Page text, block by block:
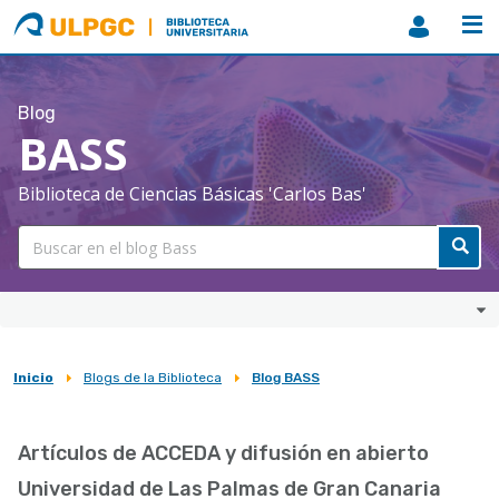
ULPGC
Biblioteca
ULPGC
Blog
BASS
Biblioteca de Ciencias Básicas 'Carlos Bas'
Sobrescribir
de
Inicio Blogs de la Biblioteca Blog BASS
Artículos de ACCEDA y difusión en abierto
Universidad de Las Palmas de Gran Canaria